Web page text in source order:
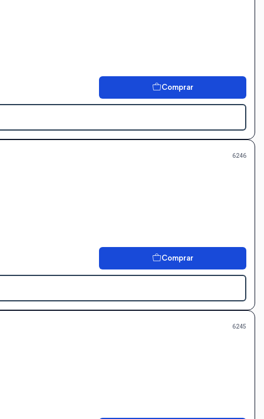
Comprar
6246
Comprar
6245